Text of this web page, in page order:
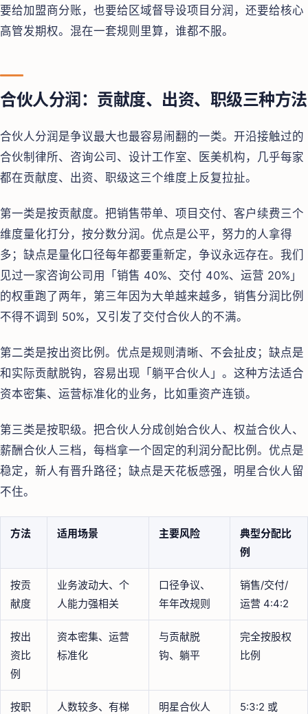
要给加盟商分账，也要给区域督导设项目分润，还要给核心
高管发期权。混在一套规则里算，谁都不服。
合伙人分润：贡献度、出资、职级三种方法
合伙人分润是争议最大也最容易闹翻的一类。开沿接触过的
合伙制律所、咨询公司、设计工作室、医美机构，几乎每家
都在贡献度、出资、职级这三个维度上反复拉扯。
第一类是按贡献度。把销售带单、项目交付、客户续费三个
维度量化打分，按分数分润。优点是公平，努力的人拿得
多；缺点是量化口径每年都要重新定，争议永远存在。我们
见过一家咨询公司用「销售 40%、交付 40%、运营 20%」
的权重跑了两年，第三年因为大单越来越多，销售分润比例
不得不调到 50%，又引发了交付合伙人的不满。
第二类是按出资比例。优点是规则清晰、不会扯皮；缺点是
和实际贡献脱钩，容易出现「躺平合伙人」。这种方法适合
资本密集、运营标准化的业务，比如重资产连锁。
第三类是按职级。把合伙人分成创始合伙人、权益合伙人、
薪酬合伙人三档，每档拿一个固定的利润分配比例。优点是
稳定，新人有晋升路径；缺点是天花板感强，明星合伙人留
不住。
方法 适用场景 主要风险
典型分配比
例
按贡
献度
业务波动大、个
人能力强相关
口径争议、
年年改规则
销售/交付/
运营 4:4:2
按出
资比
例
资本密集、运营
标准化
与贡献脱
钩、躺平
完全按股权
比例
按职
人数较多、有梯
明星合伙人
5:3:2 或